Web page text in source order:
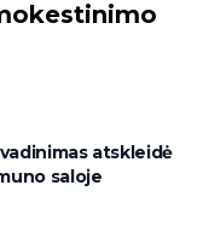
atskleidė
saloje